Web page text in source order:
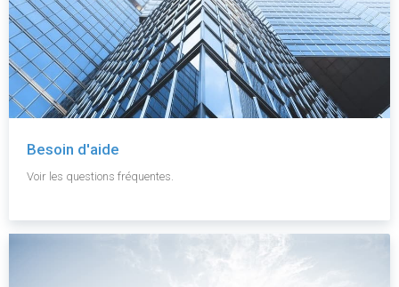
Besoin d'aide
Voir les questions fréquentes.